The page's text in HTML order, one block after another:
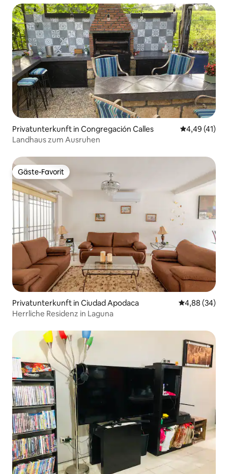
Privatunterkunft in Congregación Calles
4,49 (41)
Landhaus zum Ausruhen
Gäste-Favorit
Gäste-Favorit
Privatunterkunft in Ciudad Apodaca
4,88 (34)
Herrliche Residenz in Laguna